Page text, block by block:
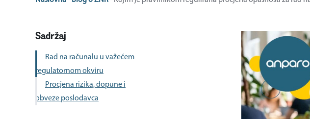
Sadržaj
Rad na računalu u važećem
regulatornom okviru
Procjena rizika, dopune i
obveze poslodavca